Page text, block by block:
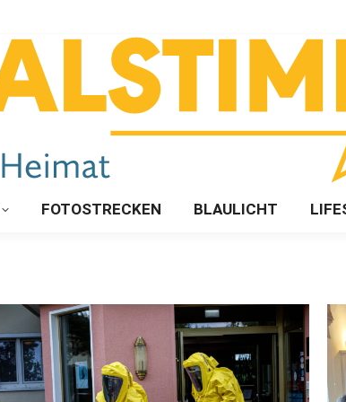
FOTOSTRECKEN BLAULICHT